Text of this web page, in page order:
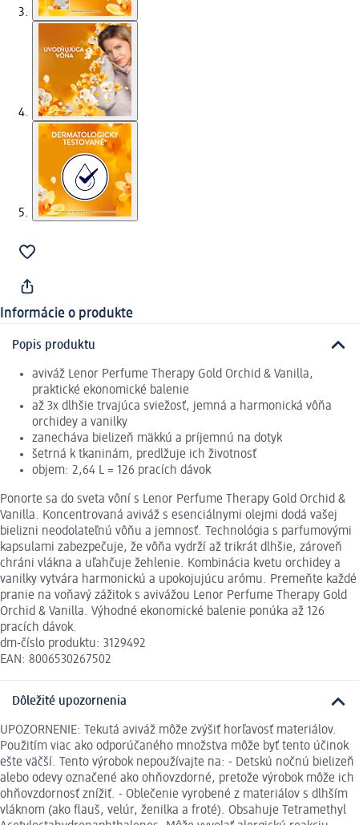
Informácie o produkte
Popis produktu
aviváž Lenor Perfume Therapy Gold Orchid & Vanilla,
praktické ekonomické balenie
až 3x dlhšie trvajúca sviežosť, jemná a harmonická vôňa
orchidey a vanilky
zanecháva bielizeň mäkkú a príjemnú na dotyk
šetrná k tkaninám, predlžuje ich životnosť
objem: 2,64 L = 126 pracích dávok
Ponorte sa do sveta vôní s Lenor Perfume Therapy Gold Orchid &
Vanilla. Koncentrovaná aviváž s esenciálnymi olejmi dodá vašej
bielizni neodolateľnú vôňu a jemnosť. Technológia s parfumovými
kapsulami zabezpečuje, že vôňa vydrží až trikrát dlhšie, zároveň
chráni vlákna a uľahčuje žehlenie. Kombinácia kvetu orchidey a
vanilky vytvára harmonickú a upokojujúcu arómu. Premeňte každé
pranie na voňavý zážitok s avivážou Lenor Perfume Therapy Gold
Orchid & Vanilla. Výhodné ekonomické balenie ponúka až 126
pracích dávok.
dm-číslo produktu: 3129492
EAN: 8006530267502
Dôležité upozornenia
UPOZORNENIE: Tekutá aviváž môže zvýšiť horľavosť materiálov.
Použitím viac ako odporúčaného množstva môže byť tento účinok
ešte väčší. Tento výrobok nepoužívajte na: - Detskú nočnú bielizeň
alebo odevy označené ako ohňovzdorné, pretože výrobok môže ich
ohňovzdornosť znížiť. - Oblečenie vyrobené z materiálov s dlhším
vláknom (ako flauš, velúr, ženilka a froté). Obsahuje Tetramethyl